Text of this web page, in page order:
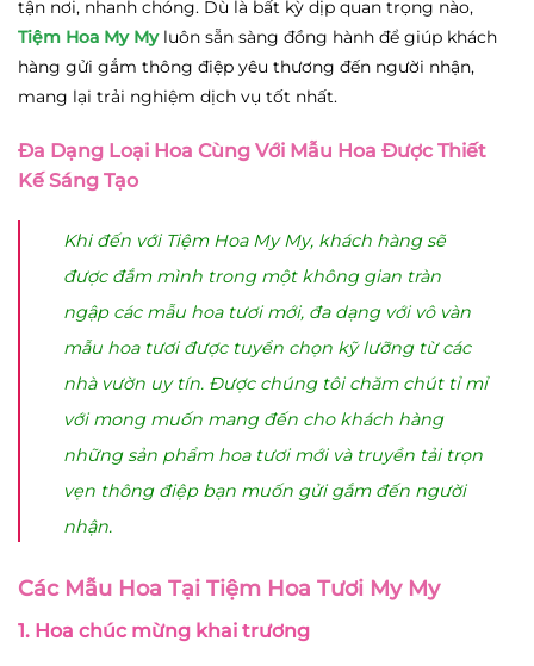
tận nơi, nhanh chóng. Dù là bất kỳ dịp quan trọng nào,
Tiệm Hoa My Myluôn sẵn sàng đồng hành để giúp khách
hàng gửi gắm thông điệp yêu thương đến người nhận,
mang lại trải nghiệm dịch vụ tốt nhất.
Đa Dạng Loại Hoa Cùng Với Mẫu Hoa Được Thiết
Kế Sáng Tạo
Khi đến với Tiệm Hoa My My, khách hàng sẽ
được đắm mình trong một không gian tràn
ngập các mẫu hoa tươi mới, đa dạng với vô vàn
mẫu hoa tươi được tuyển chọn kỹ lưỡng từ các
nhà vườn uy tín. Được chúng tôi chăm chút tỉ mỉ
với mong muốn mang đến cho khách hàng
những sản phẩm hoa tươi mới và truyền tải trọn
vẹn thông điệp bạn muốn gửi gắm đến người
nhận.
Các Mẫu Hoa Tại Tiệm Hoa Tươi My My
1. Hoa chúc mừng khai trương